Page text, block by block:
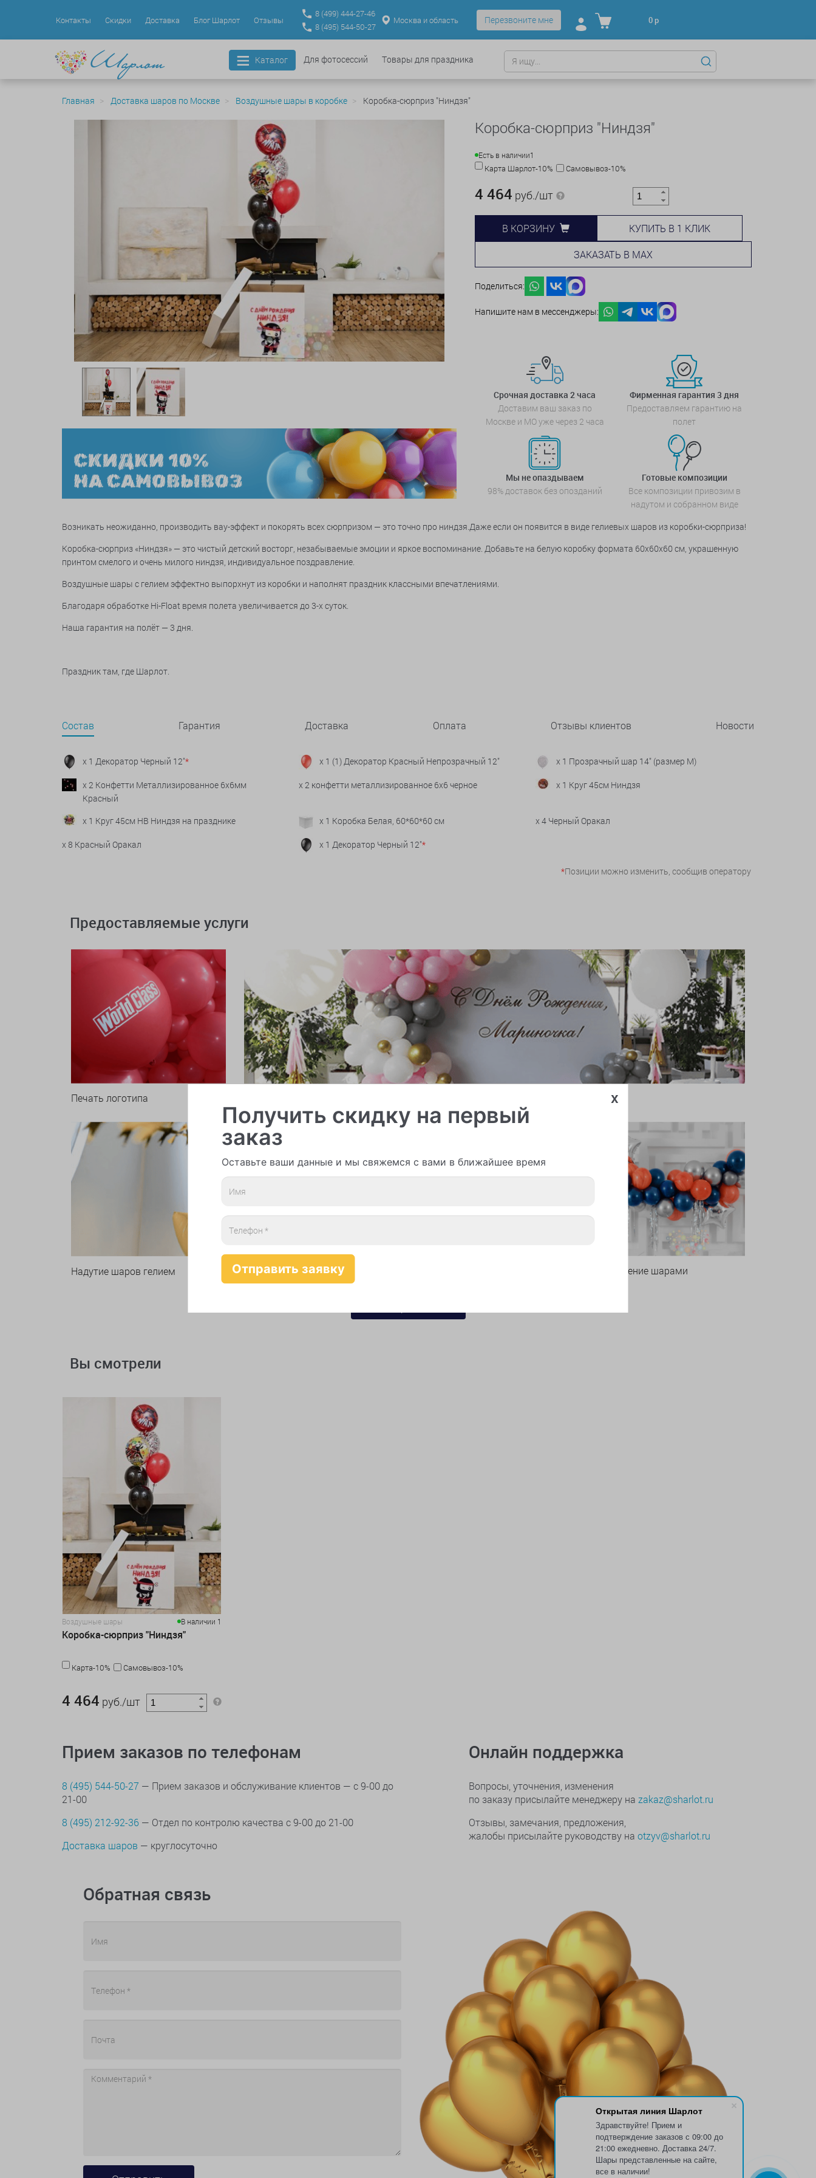
Открытая линия Шарлот
Здравствуйте! Прием и
подтверждение заказов с 09:00 до
21:00 ежедневно. Доставка 24/7.
Шары представленные на сайте,
все в наличии!
Контакты Скидки Доставка Блог Шарлот Отзывы
8 (499) 444-27-46
8 (495) 544-50-27
Москва и область Перезвоните мне 0р
Каталог Для фотосессий Товары для праздника
Главная Доставка шаров по Москве Воздушные шары в коробке Коробка-сюрприз "Ниндзя"
Коробка-сюрприз "Ниндзя"
Есть в наличии1
Карта Шарлот-10% Самовывоз-10%
4 464 руб./шт
В КОРЗИНУ КУПИТЬ В 1 КЛИК
ЗАКАЗАТЬ В MAX
Поделиться:
Напишите нам в мессенджеры:
Срочная доставка 2 часа
Доставим ваш заказ по
Москве и МО уже через 2 часа
Фирменная гарантия 3 дня
Предоставляем гарантию на
полет
Мы не опаздываем
98% доставок без опозданий
Готовые композиции
Все композиции привозим в
надутом и собранном виде
Возникать неожиданно, производить вау-эффект и покорять всех сюрпризом — это точно про ниндзя.Даже если он появится в виде гелиевых шаров из коробки-сюрприза!
Коробка-сюрприз «Ниндзя» — это чистый детский восторг, незабываемые эмоции и яркое воспоминание. Добавьте на белую коробку формата 60x60x60 см, украшенную
принтом смелого и очень милого ниндзя, индивидуальное поздравление.
Воздушные шары с гелием эффектно выпорхнут из коробки и наполнят праздник классными впечатлениями.
Благодаря обработке Hi-Float время полета увеличивается до 3-х суток.
Наша гарантия на полёт — 3 дня.
Праздник там, где Шарлот.
Состав Гарантия Доставка Оплата Отзывы клиентов Новости
x 1 Декоратор Черный 12"* x 1 (1) Декоратор Красный Непрозрачный 12" x 1 Прозрачный шар 14" (размер М)
x 2 Конфетти Металлизированное 6х6мм
Красный
x 2 конфетти металлизированное 6х6 черное x 1 Круг 45см Ниндзя
x 1 Круг 45см HB Ниндзя на празднике x 1 Коробка Белая, 60*60*60 см x 4 Черный Оракал
x 8 Красный Оракал x 1 Декоратор Черный 12"*
*Позиции можно изменить, сообщив оператору
Предоставляемые услуги
Печать логотипа
Надутие шаров гелием Оформление шарами
Вы смотрели
Воздушные шары В наличии 1
Коробка-сюрприз "Ниндзя"
Карта-10%
Самовывоз-10%
4 464 руб./шт
Прием заказов по телефонам
8 (495) 544-50-27 — Прием заказов и обслуживание клиентов — с 9-00 до
21-00
8 (495) 212-92-36 — Отдел по контролю качества с 9-00 до 21-00
Доставка шаров — круглосуточно
Онлайн поддержка
Вопросы, уточнения, изменения
по заказу присылайте менеджеру на zakaz@sharlot.ru
Отзывы, замечания, предложения,
жалобы присылайте руководству на otzyv@sharlot.ru
Обратная связь
x
Получить скидку на первый
заказ
Оставьте ваши данные и мы свяжемся с вами в ближайшее время